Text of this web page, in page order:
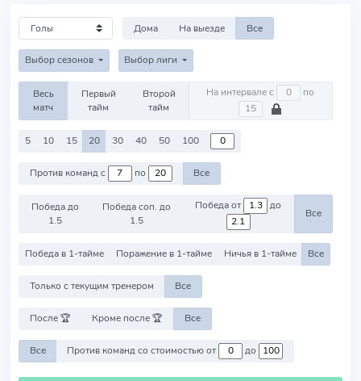
Дома На выезде Все
Выбор сезонов Выбор лиги
Весь
матч
Первый
тайм
Второй
тайм
На интервале с по
5 10 15 20 30 40 50 100
Против команд с по Все
Победа до
1.5
Победа соп. до
1.5
Победа от до
Все
Победа в 1-тайме Поражение в 1-тайме Ничья в 1-тайме Все
Только с текущим тренером Все
После 🏆 Кроме после 🏆 Все
Все Против команд со стоимостью от до